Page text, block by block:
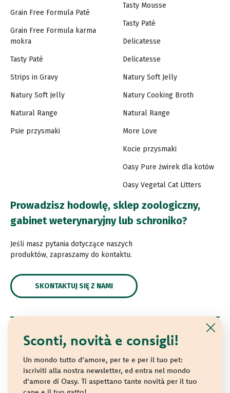
Sconti, novità e consigli!
Un mondo tutto d'amore, per te e per il tuo pet:
iscriviti alla nostra newsletter, ed entra nel mondo
d'amore di Oasy. Ti aspettano tante novità per il tuo
Grain Free Formula Paté
Grain Free Formula karma
mokra
Tasty Paté
Strips in Gravy
Natury Soft Jelly
Natural Range
Psie przysmaki
Tasty Mousse
Tasty Paté
Delicatesse
Delicatesse
Natury Soft Jelly
Natury Cooking Broth
Natural Range
More Love
Kocie przysmaki
Oasy Pure żwirek dla kotów
Oasy Vegetal Cat Litters
Prowadzisz hodowlę, sklep zoologiczny,
gabinet weterynaryjny lub schroniko?
Jeśli masz pytania dotyczące naszych
produktów, zapraszamy do kontaktu.
SKONTAKTUJ SIĘ Z NAMI
© 2021 Oasy. All rights reserved.
Wonderfood S.p.A. Strada dei Censiti, 2 - 47891 Repubblica
di San Marino - C.o.E. SM 04018
Privacy policy-Cookie policy-Sitemap